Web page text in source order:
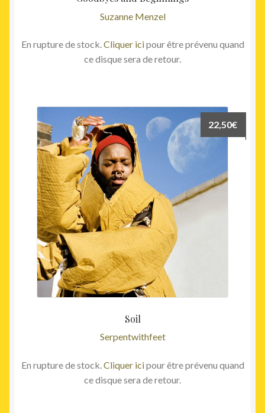
Suzanne Menzel
En rupture de stock.Cliquer icipour être prévenu quand
ce disque sera de retour.
Soil
Serpentwithfeet
22,50€
En rupture de stock.Cliquer icipour être prévenu quand
ce disque sera de retour.